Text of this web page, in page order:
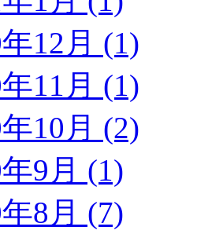
12月 (1)
11月 (1)
10月 (2)
9月 (1)
8月 (7)